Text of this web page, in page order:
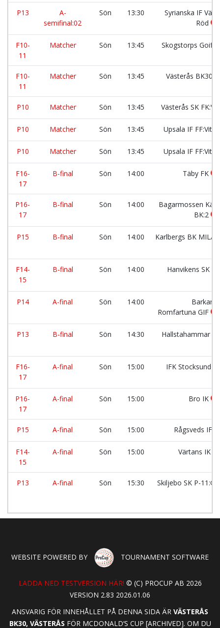
P13
A-
semifinal:02
Sön 13:30
Syrianska IF
Röd
F10-
11
Matcher Sön 13:45 Skogstorps Goif:2
F10-
11
Matcher Sön 13:45 Västerås BK30:2
P10 Matcher Sön 13:45 Västerås SK FK:Vit
P10 Matcher Sön 13:45 Upsala IF FF:Vit 2
P10 Matcher Sön 13:45 Upsala IF FF:Vit 1
F16-
17
B-final Sön 14:00 Täby FK
P16-
17
B-final Sön 14:00
Bagarmossen
BK:2
P15 B-final Sön 14:00 Karlbergs BK
F14-
15
B-final Sön 14:00 Hanvikens SK
P14 A-final Sön 14:00
Barkarö
Romfartuna GIF
P13 B-final Sön 14:30 Hallstahammar
F16-
17
A-final Sön 15:00 IFK Stocksund
P16-
17
A-final Sön 15:00 Bro IK
P15 A-final Sön 15:00 Rågsveds IF
F14-
15
A-final Sön 15:00 Värtans IK
P13 A-final Sön 15:30 Skiljebo SK P-
WEBSITE POWERED BY TOURNAMENT SOFTWARE
LADDA NED TESTVERSION HÄR! © (C) PROCUP AB 2026
VERSION 2.83 2026.01.06
ANSVARIG FÖR INNEHÅLLET PÅ DENNA SIDA ÄR VÄSTERÅS
BK30, VÄSTERÅS FÖR MCDONALD‘S CUP [ARCHIVED]. OM DU